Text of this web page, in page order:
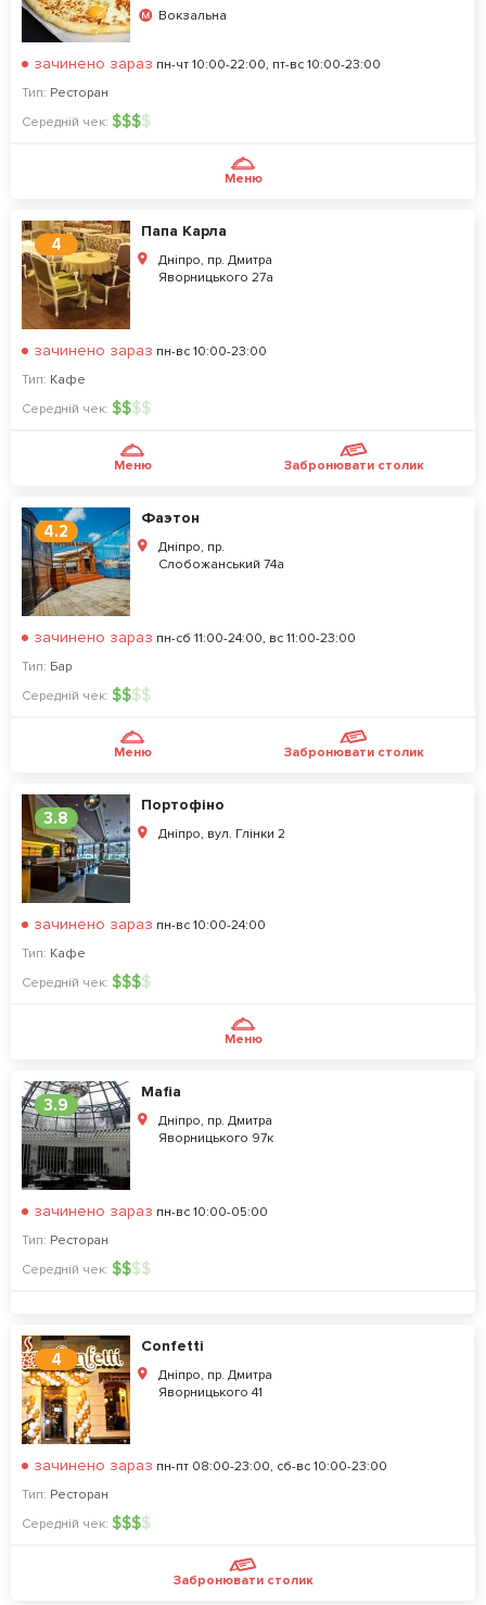
Вокзальна
зачинено зараз пн-чт 10:00-22:00, пт-вс 10:00-23:00
Тип: Ресторан
Середній чек: $$$$
Меню
4
Папа Карла
Дніпро, пр. Дмитра
Яворницького 27а
зачинено зараз пн-вс 10:00-23:00
Тип: Кафе
Середній чек: $$$$
Меню Забронювати столик
4.2
Фаэтон
Дніпро, пр.
Слобожанський 74а
зачинено зараз пн-сб 11:00-24:00, вс 11:00-23:00
Тип: Бар
Середній чек: $$$$
Меню Забронювати столик
3.8
Портофіно
Дніпро, вул. Глінки 2
зачинено зараз пн-вс 10:00-24:00
Тип: Кафе
Середній чек: $$$$
Меню
3.9
Mafia
Дніпро, пр. Дмитра
Яворницького 97к
зачинено зараз пн-вс 10:00-05:00
Тип: Ресторан
Середній чек: $$$$
4
Confetti
Дніпро, пр. Дмитра
Яворницького 41
зачинено зараз пн-пт 08:00-23:00, сб-вс 10:00-23:00
Тип: Ресторан
Середній чек: $$$$
Забронювати столик